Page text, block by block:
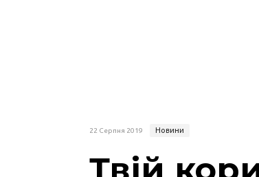
22 Серпня 2019 Новини